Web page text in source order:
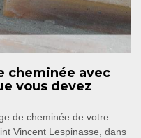
cheminée avec
vous devez
de cheminée de votre
Vincent Lespinasse, dans